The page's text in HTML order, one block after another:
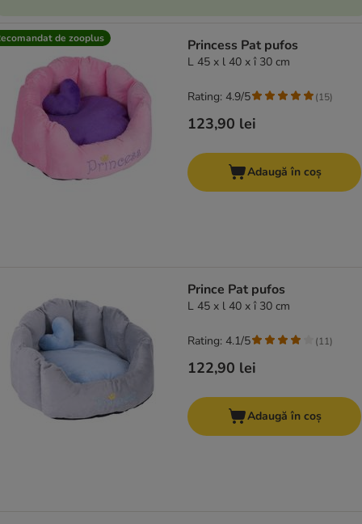
de zooplus Princess Pat pufos
L 45 x l 40 x î 30 cm
123,90 lei
Rating: 4.9/5 (15)
Adaugă în coș
Prince Pat pufos
L 45 x l 40 x î 30 cm
122,90 lei
Rating: 4.1/5 (11)
Adaugă în coș